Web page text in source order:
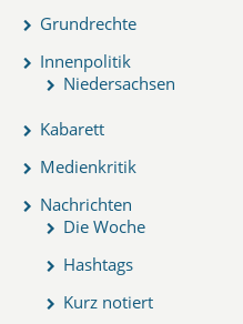
Grundrechte
Innenpolitik
Niedersachsen
Kabarett
Medienkritik
Nachrichten
Die Woche
Hashtags
Kurz notiert